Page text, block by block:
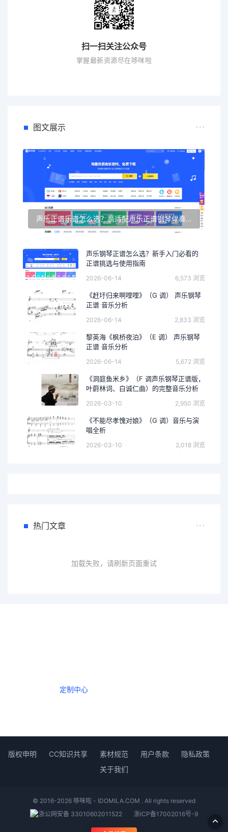
扫一扫关注公众号
掌握最新资源尽在哆咪啦
图文展示
声乐正谱乐谱怎么选？高适配声乐正谱钢琴伴奏资源推荐
声乐钢琴正谱怎么选？新手入门必看的
正谱挑选与使用指南
2026-06-14 6,573 浏览
《赶圩归来啊哩哩》（G 调） 声乐钢琴
正谱 音乐分析
2026-06-14 2,833 浏览
黎英海《枫桥夜泊》（E 调） 声乐钢琴
正谱 音乐分析
2026-06-14 5,672 浏览
《洞庭鱼米乡》（F 调声乐钢琴正谱版，
叶蔚林词、白诚仁曲）的完整音乐分析
2026-03-10 2,950 浏览
《不能尽孝愧对娘》（G 调）音乐与演
唱全析
2026-03-10 2,018 浏览
热门文章
加载失败，请刷新页面重试
定制中心
版权申明 CC知识共享 素材规范 用户条款
隐私政策
关于我们
© 2016-2026 哆咪啦 - IDOMILA.COM . All rights reserved
浙公网安备 33010602011522
浙ICP备17002016号-9